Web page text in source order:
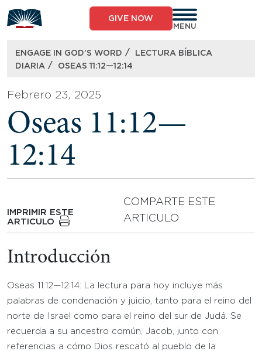
to
content
GIVE NOW
MENU
ENGAGE IN GOD’S WORD /
LECTURA BÍBLICA
DIARIA / OSEAS 11:12—12:14
Febrero 23, 2025
Oseas 11:12—
12:14
IMPRIMIR ESTE
ARTICULO
COMPARTE ESTE
ARTICULO
Introducción
Oseas 11:12—12:14: La lectura para hoy incluye más
palabras de condenación y juicio, tanto para el reino del
norte de Israel como para el reino del sur de Judá. Se
recuerda a su ancestro común, Jacob, junto con
referencias a cómo Dios rescató al pueblo de la